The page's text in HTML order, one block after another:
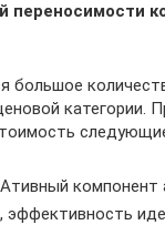
переносимости
большое
категории.
компонент
эффективность